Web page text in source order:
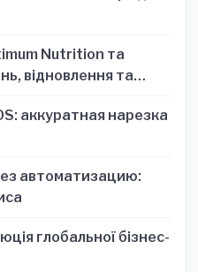
Nutrition та
відновлення та
аккуратная нарезка
автоматизацию:
глобальної бізнес-